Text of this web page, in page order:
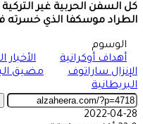
كل السفن الحربية غير
الطراد موسكفا الذي خسرته
الوسوم
أهداف أوكرانية
الأخبار
الإنزال ساراتوف
مضيق
البريطانية
2022-04-28